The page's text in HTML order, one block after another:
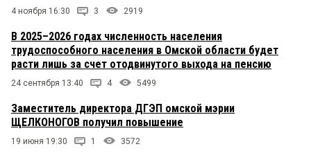
4 ноября 16:30 3 2919
В 2025–2026 годах численность населения
трудоспособного населения в Омской области будет
расти лишь за счет отодвинутого выхода на пенсию
24 сентября 13:40 4 5499
Заместитель директора ДГЭП омской мэрии
ЩЕЛКОНОГОВ получил повышение
19 июня 19:30 1 3572